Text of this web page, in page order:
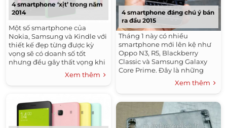
4 smartphone ‘xịt’ trong năm
2014
Một số smartphone của
Nokia, Samsung và Kindle với
thiết kế đẹp từng được kỳ
vọng sẽ có doanh số tốt
nhưng đều gây thất vọng khi
được bán ra trên thị trường.
Xem thêm
4 smartphone đáng chú ý bán
ra đầu 2015
Tháng 1 này có nhiều
smartphone mới lên kệ như
Oppo N3, R5, Blackberry
Classic và Samsung Galaxy
Core Prime. Đây là những
model được giới thiệu từ năm
Xem thêm